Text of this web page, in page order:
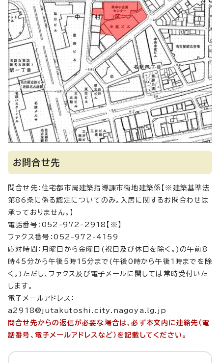
お問合せ先
問合せ先：住宅都市局建築指導課市街地建築係【※建築基準法
第86条に係る認定についてのみ。入居に関するお問合わせは
承っておりません。】
電話番号：052-972-2918【※】
ファクス番号：052-972-4159
応対時間：月曜日から金曜日(祝日及び休日を除く。)の午前8
時45分から午後5時15分まで(午後0時から午後1時までを除
く。)ただし、ファクス及び電子メールに関しては常時受付いた
します。
電子メールアドレス：
a2918@jutakutoshi.city.nagoya.lg.jp
問合せ先からの返信が必要な場合は、必ず本文内に連絡先（電
話番号、電子メールアドレスなど）を記載してください。